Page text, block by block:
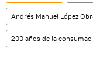
Andrés Manuel López
200 años de la